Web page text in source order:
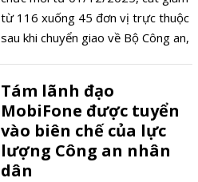
từ 116 xuống 45 đơn vị trực thuộc
sau khi chuyển giao về Bộ Công an,
Tám lãnh đạo
MobiFone được tuyển
vào biên chế của lực
lượng Công an nhân
dân